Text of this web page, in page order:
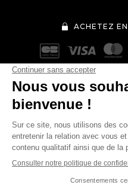
40€
ACHETEZ
Mentions légales
Politique de protection des
Modifier vos